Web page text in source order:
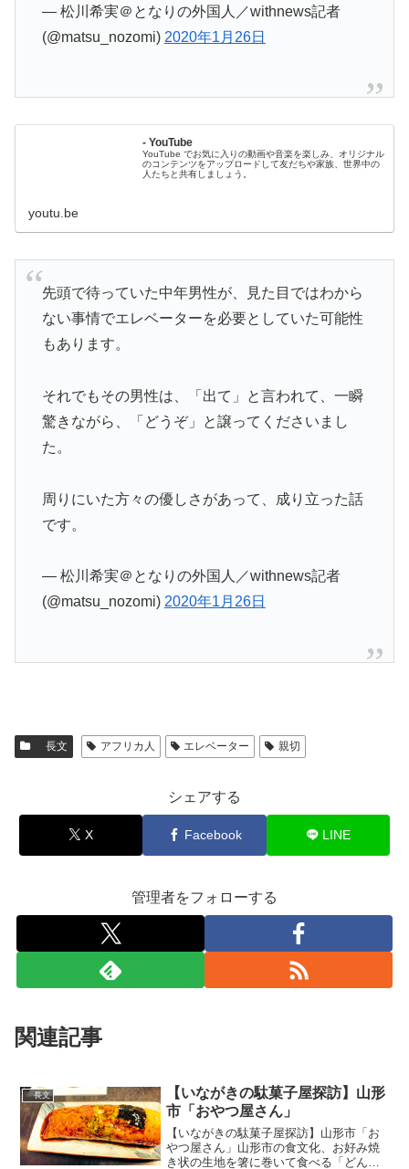
— 松川希実＠となりの外国人／withnews記者
(@matsu_nozomi) 2020年1月26日
- YouTube
YouTube でお気に入りの動画や音楽を楽しみ、オリジナル
のコンテンツをアップロードして友だちや家族、世界中の
人たちと共有しましょう。
youtu.be
先頭で待っていた中年男性が、見た目ではわから
ない事情でエレベーターを必要としていた可能性
もあります。
それでもその男性は、「出て」と言われて、一瞬
驚きながら、「どうぞ」と譲ってくださいまし
た。
周りにいた方々の優しさがあって、成り立った話
です。
— 松川希実＠となりの外国人／withnews記者
(@matsu_nozomi) 2020年1月26日
長文 アフリカ人 エレベーター 親切
シェアする
X Facebook LINE
管理者をフォローする
関連記事
長文
【いながきの駄菓子屋探訪】山形
市「おやつ屋さん」
【いながきの駄菓子屋探訪】山形市「お
やつ屋さん」山形市の食文化、お好み焼
き状の生地を箸に巻いて食べる「どんど